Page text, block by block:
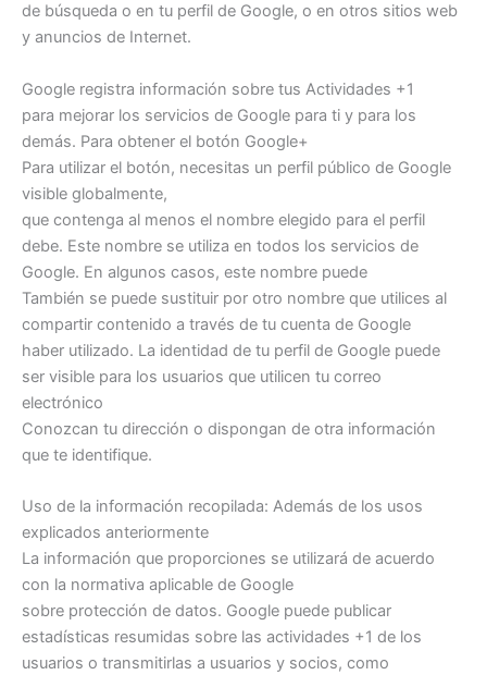
de búsqueda o en tu perfil de Google, o en otros sitios web
y anuncios de Internet.
Google registra información sobre tus Actividades +1
para mejorar los servicios de Google para ti y para los
demás. Para obtener el botón Google+
Para utilizar el botón, necesitas un perfil público de Google
visible globalmente,
que contenga al menos el nombre elegido para el perfil
debe. Este nombre se utiliza en todos los servicios de
Google. En algunos casos, este nombre puede
También se puede sustituir por otro nombre que utilices al
compartir contenido a través de tu cuenta de Google
haber utilizado. La identidad de tu perfil de Google puede
ser visible para los usuarios que utilicen tu correo
electrónico
Conozcan tu dirección o dispongan de otra información
que te identifique.
Uso de la información recopilada: Además de los usos
explicados anteriormente
La información que proporciones se utilizará de acuerdo
con la normativa aplicable de Google
sobre protección de datos. Google puede publicar
estadísticas resumidas sobre las actividades +1 de los
usuarios o transmitirlas a usuarios y socios, como